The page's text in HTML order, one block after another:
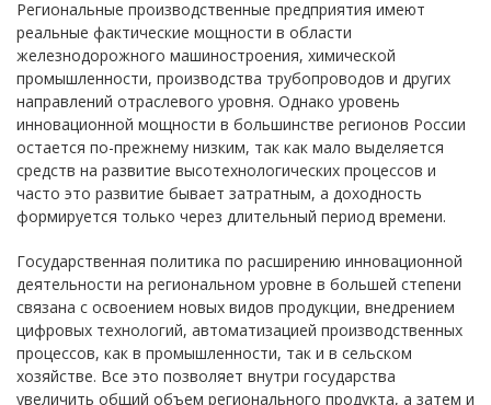
Региональные производственные предприятия имеют
реальные фактические мощности в области
железнодорожного машиностроения, химической
промышленности, производства трубопроводов и других
направлений отраслевого уровня. Однако уровень
инновационной мощности в большинстве регионов России
остается по-прежнему низким, так как мало выделяется
средств на развитие высотехнологических процессов и
часто это развитие бывает затратным, а доходность
формируется только через длительный период времени.
Государственная политика по расширению инновационной
деятельности на региональном уровне в большей степени
связана с освоением новых видов продукции, внедрением
цифровых технологий, автоматизацией производственных
процессов, как в промышленности, так и в сельском
хозяйстве. Все это позволяет внутри государства
увеличить общий объем регионального продукта, а затем и